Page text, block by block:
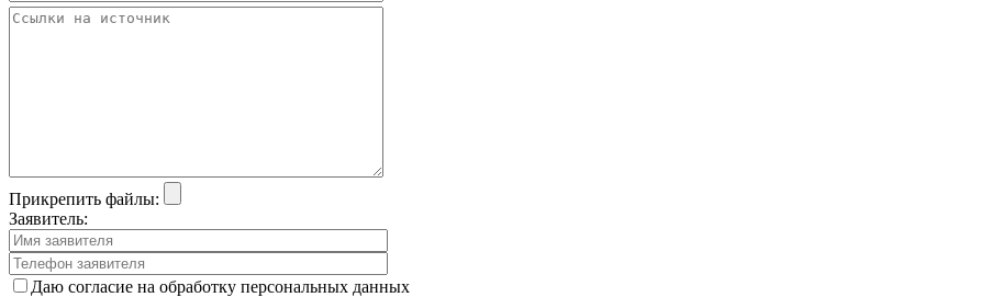
Прикрепить файлы:
Заявитель:
Даю согласие на обработку персональных данных